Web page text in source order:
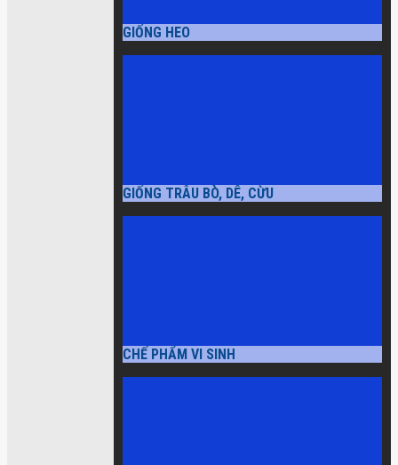
GIỐNG HEO
GIỐNG TRÂU BÒ, DÊ, CỪU
CHẾ PHẨM VI SINH